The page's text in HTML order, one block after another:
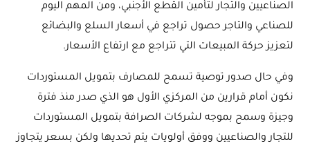
الصناعيين والتجار لتأمين القطع الأجنبي، ومن المهم اليوم
للصناعي والتاجر حصول تراجع في أسعار السلع والبضائع
لتعزيز حركة المبيعات التي تتراجع مع ارتفاع الأسعار.
وفي حال صدور توصية تسمح للمصارف بتمويل المستوردات
نكون أمام قرارين من المركزي الأول هو الذي صدر منذ فترة
وجيزة وسمح بموجه لشركات الصرافة بتمويل المستوردات
للتجار والصناعيين ووفق أولويات يتم تحديها ولكن بسعر يتجاوز